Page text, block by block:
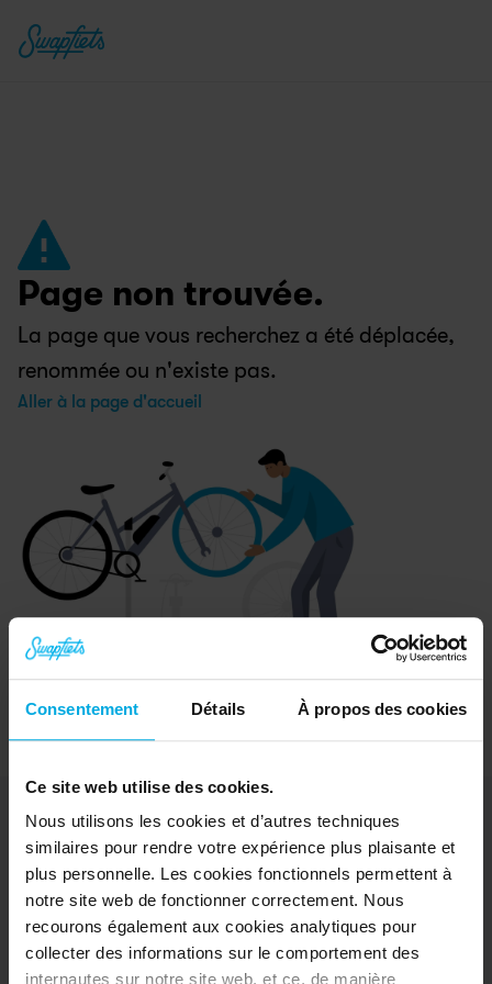
Consentement Détails À propos des cookies
Ce site web utilise des cookies.
Nous utilisons les cookies et d’autres techniques
similaires pour rendre votre expérience plus plaisante et
plus personnelle. Les cookies fonctionnels permettent à
notre site web de fonctionner correctement. Nous
recourons également aux cookies analytiques pour
collecter des informations sur le comportement des
internautes sur notre site web, et ce, de manière
Page non trouvée.
La page que vous recherchez a été déplacée,
renommée ou n'existe pas.
Aller à la page d'accueil
Décrouvrir
Vélos
e-Bikes
Essai gratuit